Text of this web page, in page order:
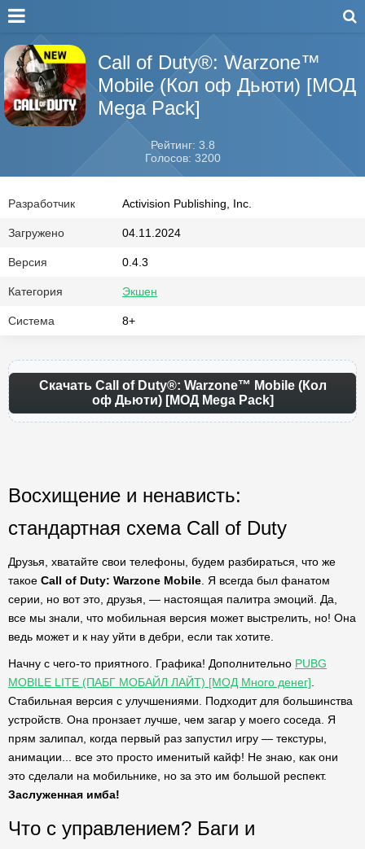
Call of Duty®: Warzone™
Mobile (Кол оф Дьюти) [МОД
Mega Pack]
Рейтинг: 3.8
Голосов: 3200
Разработчик Activision Publishing, Inc.
Загружено 04.11.2024
Версия 0.4.3
Категория Экшен
Система 8+
Скачать Call of Duty®: Warzone™ Mobile (Кол
оф Дьюти) [МОД Mega Pack]
Восхищение и ненависть:
стандартная схема Call of Duty
Друзья, хватайте свои телефоны, будем разбираться, что же
такое Call of Duty: Warzone Mobile . Я всегда был фанатом
серии, но вот это, друзья, — настоящая палитра эмоций. Да,
все мы знали, что мобильная версия может выстрелить, но! Она
ведь может и к нау уйти в дебри, если так хотите.
Начну с чего-то приятного. Графика! Дополнительно PUBG
MOBILE LITE (ПАБГ МОБАЙЛ ЛАЙТ) [МОД Много денег]
Стабильная версия с улучшениями. Подходит для большинства
устройств. Она пронзает лучше, чем загар у моего соседа. Я
прям залипал, когда первый раз запустил игру — текстуры,
анимации... все это просто именитый кайф! Не знаю, как они
это сделали на мобильнике, но за это им большой респект.
Заслуженная имба!
Что с управлением? Баги и